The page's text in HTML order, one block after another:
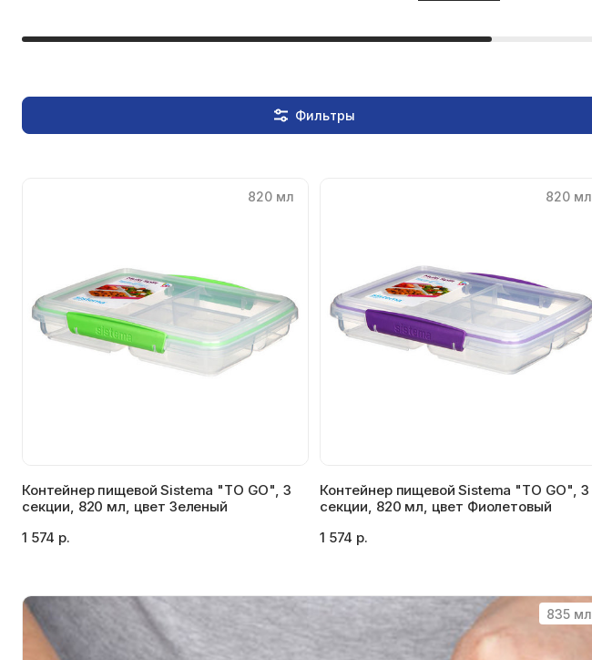
Фильтры
820 мл
Контейнер пищевой Sistema "TO GO", 3
секции, 820 мл, цвет Зеленый
1 574 р.
820 мл
Контейнер пищевой Sistema "TO GO", 3
секции, 820 мл, цвет Фиолетовый
1 574 р.
835 мл